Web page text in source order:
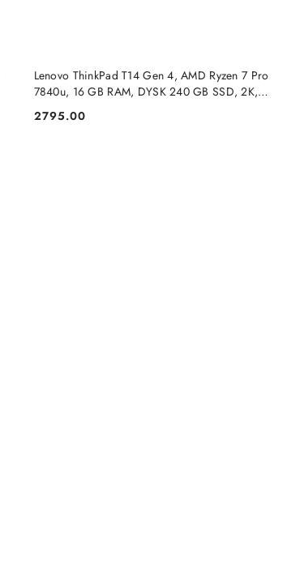
Lenovo ThinkPad T14 Gen 4, AMD Ryzen 7 Pro
7840u, 16 GB RAM, DYSK 240 GB SSD, 2K,
Cena:
2795.00
PRODUKT NIEDOSTĘPNY